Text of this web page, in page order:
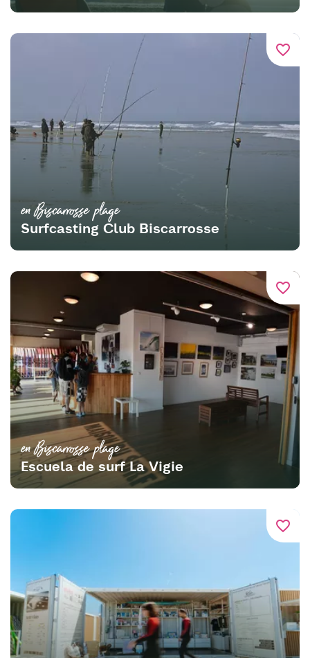
favorite_border
en Biscarrosse plage
Surfcasting Club Biscarrosse
favorite_border
en Biscarrosse plage
Escuela de surf La Vigie
favorite_border